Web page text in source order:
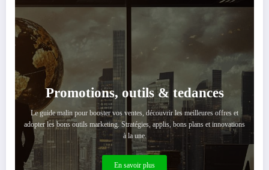
Promotions, outils & tedances
Le guide malin pour booster vos ventes, découvrir les meilleures offres et
adopter les bons outils marketing. Stratégies, applis, bons plans et innovations
à la une.
En savoir plus